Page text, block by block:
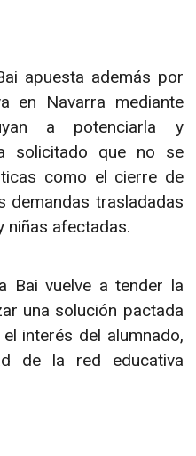
apuesta además por
en Navarra mediante
a potenciarla y
solicitado que no se
como el cierre de
demandas trasladadas
niñas afectadas.
Bai vuelve a tender la
una solución pactada
interés del alumnado,
de la red educativa